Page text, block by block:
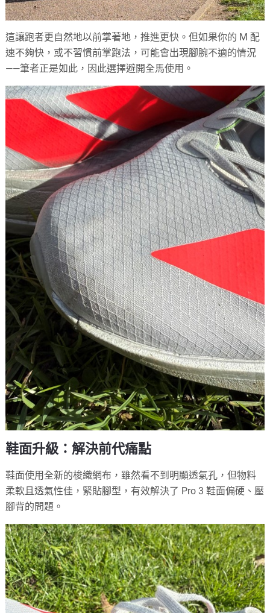
這讓跑者更自然地以前掌著地，推進更快。但如果你的 M 配
速不夠快，或不習慣前掌跑法，可能會出現腳腕不適的情況
——筆者正是如此，因此選擇避開全馬使用。
鞋面升級：解決前代痛點
鞋面使用全新的梭織網布，雖然看不到明顯透氣孔，但物料
柔軟且透氣性佳，緊貼腳型，有效解決了 Pro 3 鞋面偏硬、壓
腳背的問題。